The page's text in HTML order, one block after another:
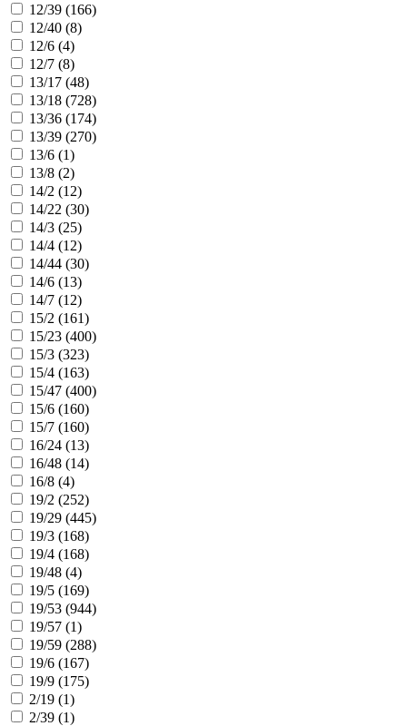
12/39 (166)
12/40 (8)
12/6 (4)
12/7 (8)
13/17 (48)
13/18 (728)
13/36 (174)
13/39 (270)
13/6 (1)
13/8 (2)
14/2 (12)
14/22 (30)
14/3 (25)
14/4 (12)
14/44 (30)
14/6 (13)
14/7 (12)
15/2 (161)
15/23 (400)
15/3 (323)
15/4 (163)
15/47 (400)
15/6 (160)
15/7 (160)
16/24 (13)
16/48 (14)
16/8 (4)
19/2 (252)
19/29 (445)
19/3 (168)
19/4 (168)
19/48 (4)
19/5 (169)
19/53 (944)
19/57 (1)
19/59 (288)
19/6 (167)
19/9 (175)
2/19 (1)
2/39 (1)